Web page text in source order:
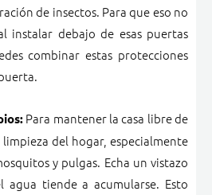
de insectos. Para que eso no
instalar debajo de esas puertas
combinar estas protecciones
Para mantener la casa libre de
del hogar, especialmente
y pulgas. Echa un vistazo
agua tiende a acumularse. Esto